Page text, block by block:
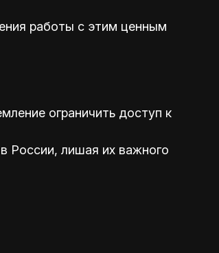
работы с этим ценным
ограничить доступ к
России, лишая их важного